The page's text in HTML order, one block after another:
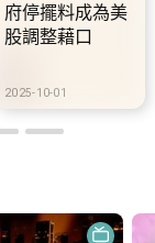
府停擺料成為美
股調整藉口
2025-10-01